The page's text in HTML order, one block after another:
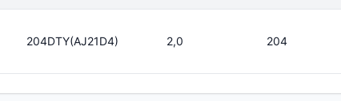
204DTY(AJ21D4) 2,0 204